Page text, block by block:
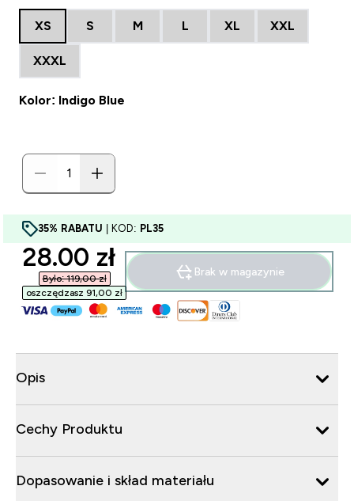
XS S M L XL XXL
XXXL
Kolor: Indigo Blue
35% RABATU | KOD: PL35
discounted price
28.00 zł‎
Było: 119,00 zł‎
oszczędzasz 91,00 zł‎
Brak w magazynie
Opis
Cechy Produktu
Dopasowanie i skład materiału